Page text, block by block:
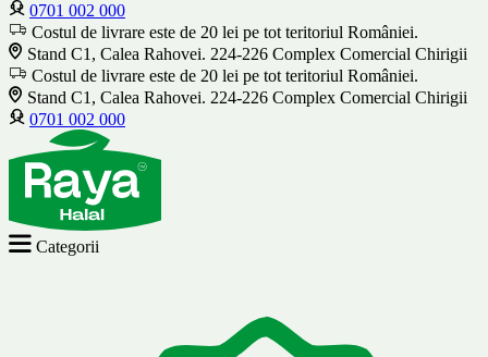
0701 002 000
Costul de livrare este de 20 lei pe tot teritoriul României.
Stand C1, Calea Rahovei. 224-226 Complex Comercial Chirigii
Costul de livrare este de 20 lei pe tot teritoriul României.
Stand C1, Calea Rahovei. 224-226 Complex Comercial Chirigii
0701 002 000
Categorii